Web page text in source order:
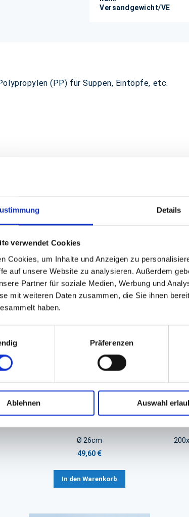
Details
verwendet Cookies
Cookies, um Inhalte und Anzeigen zu
auf unsere Website zu analysieren. Außerdem
Partner für soziale Medien, Werbung und
mit weiteren Daten zusammen, die Sie ihnen
haben.
Präferenzen
Ablehnen Auswahl
Versandgewicht/VE
(PP) für Suppen, Eintöpfe, etc.
der GPSR Produktsicherheitsverordnung:
interessiert sein
Ø 26cm
49,60 €
In den Warenkorb